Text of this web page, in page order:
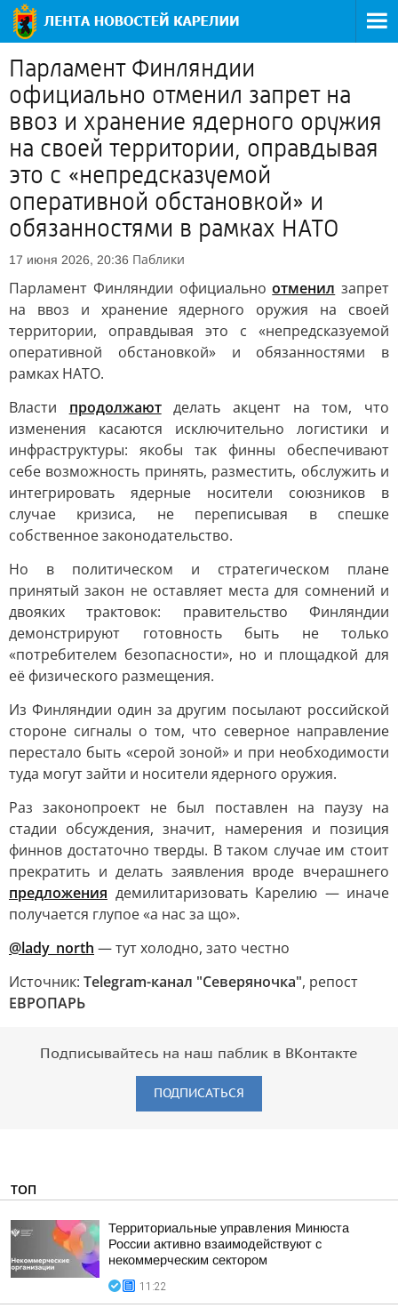
Парламент Финляндии
официально отменил запрет на
ввоз и хранение ядерного оружия
на своей территории, оправдывая
это с «непредсказуемой
оперативной обстановкой» и
обязанностями в рамках НАТО
17 июня 2026, 20:36 Паблики
Парламент Финляндии официальноотменил запрет
на ввоз и хранение ядерного оружия на своей
территории, оправдывая это с «непредсказуемой
оперативной обстановкой» и обязанностями в
рамках НАТО.
Власти продолжаютделать акцент на том, что
изменения касаются исключительно логистики и
инфраструктуры: якобы так финны обеспечивают
себе возможность принять, разместить, обслужить и
интегрировать ядерные носители союзников в
случае кризиса, не переписывая в спешке
собственное законодательство.
Но в политическом и стратегическом плане
принятый закон не оставляет места для сомнений и
двояких трактовок: правительство Финляндии
демонстрируют готовность быть не только
«потребителем безопасности», но и площадкой для
её физического размещения.
Из Финляндии один за другим посылают российской
стороне сигналы о том, что северное направление
перестало быть «серой зоной» и при необходимости
туда могут зайти и носители ядерного оружия.
Раз законопроект не был поставлен на паузу на
стадии обсуждения, значит, намерения и позиция
финнов достаточно тверды. В таком случае им стоит
прекратить и делать заявления вроде вчерашнего
предложения демилитаризовать Карелию — иначе
получается глупое «а нас за що».
@lady_north — тут холодно, зато честно
Источник: Telegram-канал "Северяночка", репост
ЕВРОПАРЬ
Подписывайтесь на наш паблик в ВКонтакте
ПОДПИСАТЬСЯ
ТОП
Территориальные управления Минюста
России активно взаимодействуют с
некоммерческим сектором
11:22